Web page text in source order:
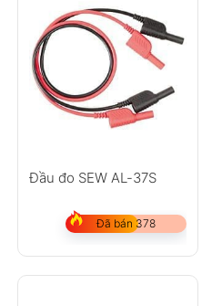
Đầu đo SEW AL-37S
Đã bán 378